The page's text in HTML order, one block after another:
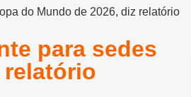
do Mundo de 2026, diz relatório
para sedes
relatório